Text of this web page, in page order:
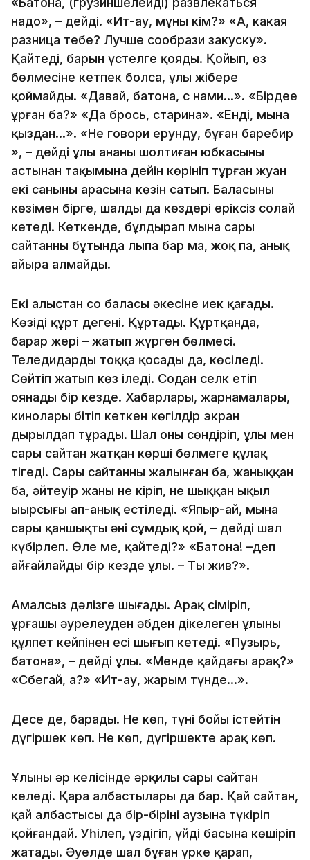
надо», – дейді. «Ит-ау, мұның кім?» «А, какая
разница тебе? Лучше сообрази закуску».
Қайтеді, барын үстелге қояды. Қойып, өз
бөлмесіне кетпек болса, ұлы жібере
қоймайды. «Давай, батона, с нами…». «Бірдеңе
ұрған ба?» «Да брось, старина». «Енді, мына
қыздан…». «Не говори ерунду, бұған баребир
», – дейді ұлы ананың шолтиған юбкасының
астынан тақымына дейін көрініп тұрған жуан
екі санының арасына көзін сатып. Баласының
көзімен бірге, шалдың да көздері еріксіз солай
кетеді. Кеткенде, бұлдырап мына сары
сайтанның бұтында лыпа бар ма, жоқ па, анық
айыра алмайды.
Екі алыстан соң баласы әкесіне иек қағады.
Көзіңді құрт дегені. Құртады. Құртқанда,
барар жері – жатып жүрген бөлмесі.
Теледидарды тоққа қосады да, көсіледі.
Сөйтіп жатып көз іледі. Содан селк етіп
оянады бір кезде. Хабарлары, жарнамалары,
кинолары бітіп кеткен көгілдір экран
дырылдап тұрады. Шал оны сөндіріп, ұлы мен
сары сайтан жатқан көрші бөлмеге құлақ
тігеді. Сары сайтанның жалынған ба, жаныққан
ба, әйтеуір жаны не кіріп, не шыққан ыңқыл
ыңырсығы ап-анық естіледі. «Япыр-ай, мына
сары қаншықтың әні сұмдық қой, – дейді шал
күбірлеп. Өле ме, қайтеді?» «Батона! –деп
айғайлайды бір кезде ұлы. – Ты жив?».
Амалсыз дәлізге шығады. Арақ сіміріп,
ұрғашы әурелеуден әбден діңкелеген ұлының
құлпет кейпінен есі шығып кетеді. «Пузырь,
батона», – дейді ұлы. «Менде қайдағы арақ?»
«Сбегай, а?» «Ит-ау, жарым түнде…».
Десе де, барады. Не көп, түні бойы істейтін
дүңгіршек көп. Не көп, дүңгіршекте арақ көп.
Ұлының әр келісінде әрқилы сары сайтан
келеді. Қара албастылары да бар. Қай сайтан,
қай албастысы да бір-бірінің аузына түкіріп
қойғандай. Уһілеп, үздігіп, үйді басына көшіріп
жатады. Әуелде шал бұған үрке қарап,